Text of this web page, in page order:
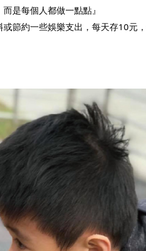
是每個人都做一點點』
節約一些娛樂支出，每天存10元